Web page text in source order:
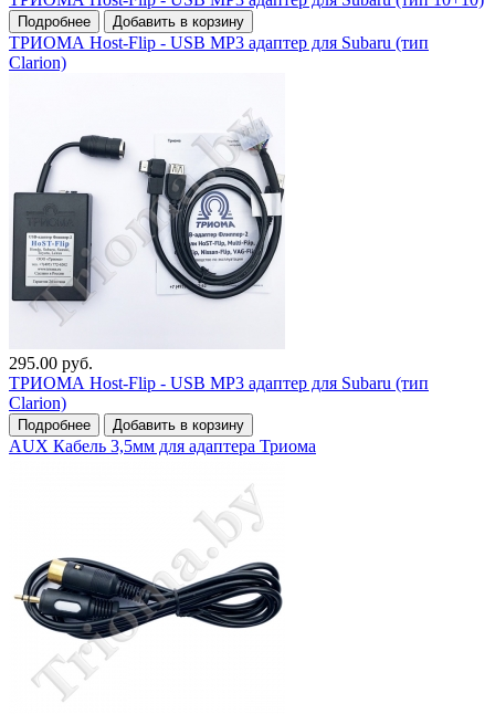
Подробнее Добавить в корзину
ТРИОМА Host-Flip - USB MP3 адаптер для Subaru (тип
Clarion)
295.00 руб.
ТРИОМА Host-Flip - USB MP3 адаптер для Subaru (тип
Clarion)
Подробнее Добавить в корзину
AUX Кабель 3,5мм для адаптера Триома